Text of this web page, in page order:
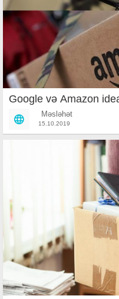
Google və Amazon
Məsləhət
15.10.2019